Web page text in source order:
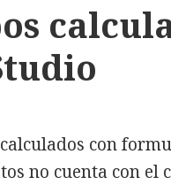
con
no cuenta con el